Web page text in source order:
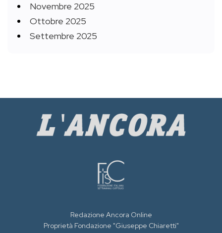
Novembre 2025
Ottobre 2025
Settembre 2025
Redazione Ancora Online
Proprietà Fondazione "Giuseppe Chiaretti"